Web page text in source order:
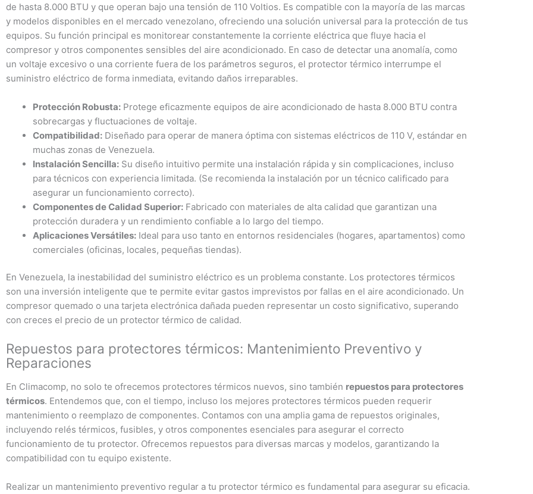
de hasta 8.000 BTU y que operan bajo una tensión de 110 Voltios. Es compatible con la mayoría de las marcas
y modelos disponibles en el mercado venezolano, ofreciendo una solución universal para la protección de tus
equipos. Su función principal es monitorear constantemente la corriente eléctrica que fluye hacia el
compresor y otros componentes sensibles del aire acondicionado. En caso de detectar una anomalía, como
un voltaje excesivo o una corriente fuera de los parámetros seguros, el protector térmico interrumpe el
suministro eléctrico de forma inmediata, evitando daños irreparables.
Protección Robusta: Protege eficazmente equipos de aire acondicionado de hasta 8.000 BTU contra
sobrecargas y fluctuaciones de voltaje.
Compatibilidad: Diseñado para operar de manera óptima con sistemas eléctricos de 110 V, estándar en
muchas zonas de Venezuela.
Instalación Sencilla: Su diseño intuitivo permite una instalación rápida y sin complicaciones, incluso
para técnicos con experiencia limitada. (Se recomienda la instalación por un técnico calificado para
asegurar un funcionamiento correcto).
Componentes de Calidad Superior: Fabricado con materiales de alta calidad que garantizan una
protección duradera y un rendimiento confiable a lo largo del tiempo.
Aplicaciones Versátiles: Ideal para uso tanto en entornos residenciales (hogares, apartamentos) como
comerciales (oficinas, locales, pequeñas tiendas).
En Venezuela, la inestabilidad del suministro eléctrico es un problema constante. Los protectores térmicos
son una inversión inteligente que te permite evitar gastos imprevistos por fallas en el aire acondicionado. Un
compresor quemado o una tarjeta electrónica dañada pueden representar un costo significativo, superando
con creces el precio de un protector térmico de calidad.
Repuestos para protectores térmicos: Mantenimiento Preventivo y
Reparaciones
En Climacomp, no solo te ofrecemos protectores térmicos nuevos, sino también repuestos para protectores
térmicos. Entendemos que, con el tiempo, incluso los mejores protectores térmicos pueden requerir
mantenimiento o reemplazo de componentes. Contamos con una amplia gama de repuestos originales,
incluyendo relés térmicos, fusibles, y otros componentes esenciales para asegurar el correcto
funcionamiento de tu protector. Ofrecemos repuestos para diversas marcas y modelos, garantizando la
compatibilidad con tu equipo existente.
Realizar un mantenimiento preventivo regular a tu protector térmico es fundamental para asegurar su eficacia.